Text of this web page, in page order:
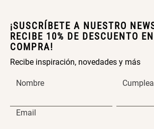
¡SUSCRÍBETE A NUESTRO
RECIBE 10% DE DESCUENTO
COMPRA!
Recibe inspiración, novedades y más
Nombre
Email